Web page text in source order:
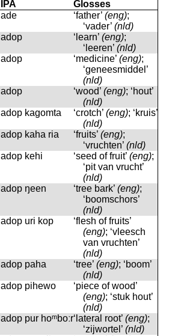
IPA
Glosses
ade ‘father’ (eng);
‘vader’ (nld)
adop ‘learn’ (eng);
‘leeren’ (nld)
adop ‘medicine’ (eng);
‘geneesmiddel’
(nld)
adop ‘wood’ (eng); ‘hout’
(nld)
adop kagomta ‘crotch’ (eng); ‘kruis’
(nld)
adop kaha ria ‘fruits’ (eng);
‘vruchten’ (nld)
adop kehi ‘seed of fruit’ (eng);
‘pit van vrucht’
(nld)
adop ŋeen ‘tree bark’ (eng);
‘boomschors’
(nld)
adop uri kop
‘flesh of fruits’
(eng); ‘vleesch
van vruchten’
(nld)
adop paha ‘tree’ (eng); ‘boom’
(nld)
adop pihewo
‘piece of wood’
(eng); ‘stuk hout’
(nld)
adop pur hoᵐboːr‘lateral root’ (eng);
‘zijwortel’ (nld)